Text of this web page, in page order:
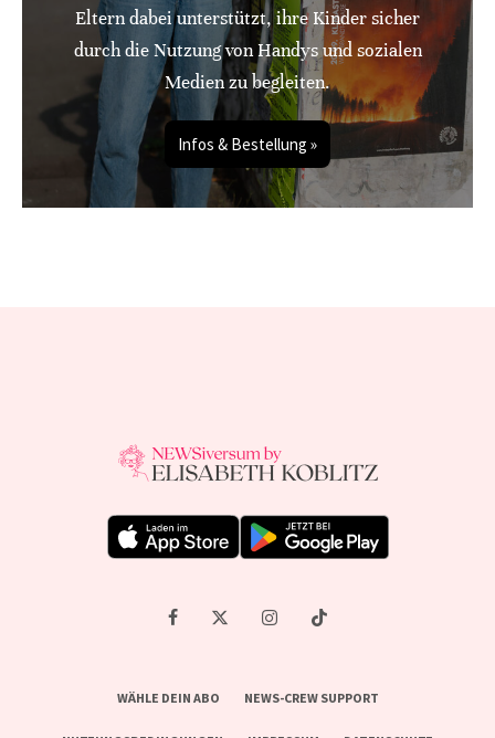
Eltern dabei unterstützt, ihre Kinder sicher
durch die Nutzung von Handys und sozialen
Medien zu begleiten.
Infos & Bestellung »
WÄHLE DEIN ABO NEWS-CREW SUPPORT